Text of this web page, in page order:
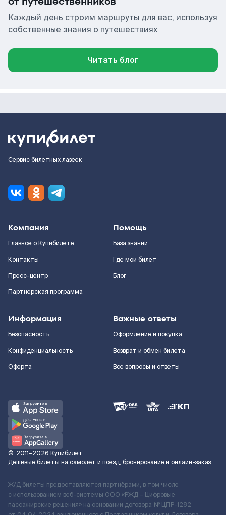
Каждый день строим маршруты для вас, используя
собственные знания о путешествиях
Читать блог
Сервис билетных лазеек
Компания
Главное о Купибилете
Контакты
Пресс-центр
Партнерская программа
Помощь
База знаний
Где мой билет
Блог
Информация
Безопасность
Конфиденциальность
Оферта
Важные ответы
Оформление и покупка
Возврат и обмен билета
Все вопросы и ответы
© 2011–2026 Купибилет
Дешёвые билеты на самолёт и поезд, бронирование и онлайн-заказ
Ж/Д билеты предоставляются партнёрами, в том числе
с использованием веб-системы ООО «РЖД – Цифровые
пассажирские решения» на основании договора № ЦПР-1282